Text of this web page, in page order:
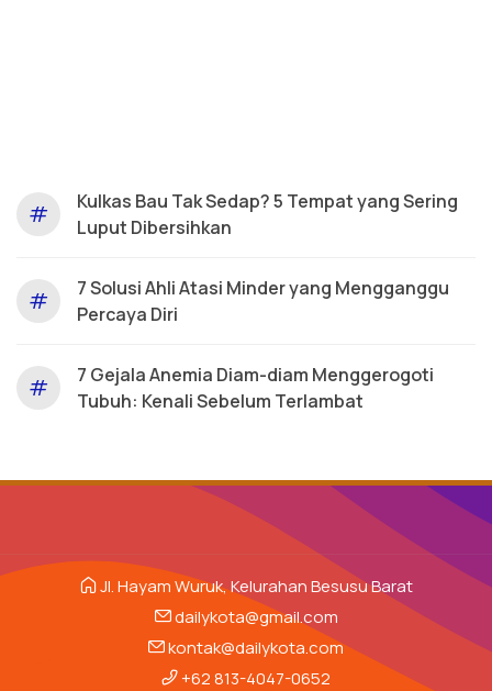
#
Kulkas Bau Tak Sedap? 5 Tempat yang Sering
Luput Dibersihkan
#
7 Solusi Ahli Atasi Minder yang Mengganggu
Percaya Diri
#
7 Gejala Anemia Diam-diam Menggerogoti
Tubuh: Kenali Sebelum Terlambat
Jl. Hayam Wuruk, Kelurahan Besusu Barat
dailykota@gmail.com
kontak@dailykota.com
+62 813-4047-0652